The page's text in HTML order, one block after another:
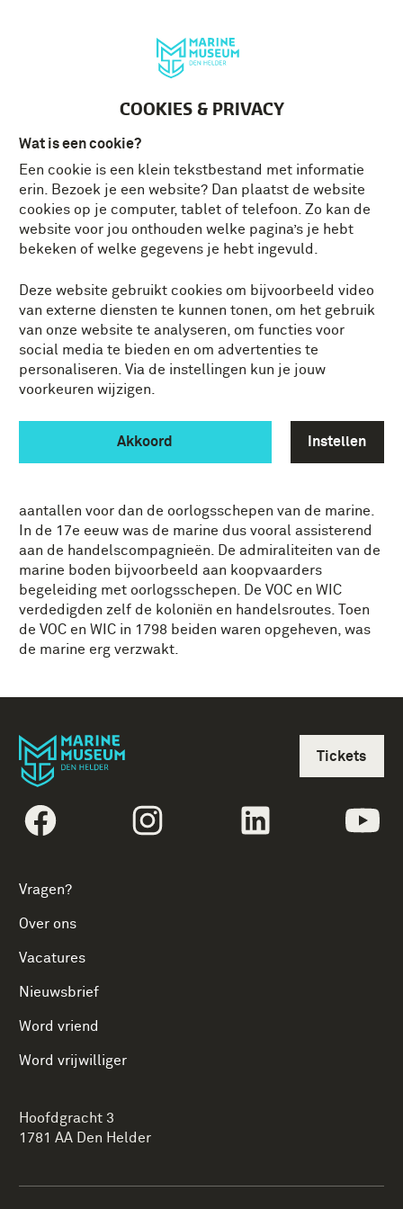
COOKIES & PRIVACY
Wat is een cookie?
Een cookie is een klein tekstbestand met informatie
erin. Bezoek je een website? Dan plaatst de website
cookies op je computer, tablet of telefoon. Zo kan de
website voor jou onthouden welke pagina’s je hebt
bekeken of welke gegevens je hebt ingevuld.
Deze website gebruikt cookies om bijvoorbeeld video
van externe diensten te kunnen tonen, om het gebruik
van onze website te analyseren, om functies voor
social media te bieden en om advertenties te
personaliseren. Via de instellingen kun je jouw
voorkeuren wijzigen.
Akkoord Instellen
HOE WERKTEN DE
MARINE, VOC EN WIC
SAMEN?
De VOC en WIC domineerden in de 17e eeuw de
zeevaart. De provincies waren op allerlei manieren
betrokken bij de koloniale wereld en de Admiraliteiten
van de marine speelden hierbij vaak een
ondersteunende rol. Hierdoor werkten ze hecht samen
met de handelscompagnieën. De VOC en WIC waren
aantallen voor dan de oorlogsschepen van de marine.
In de 17e eeuw was de marine dus vooral assisterend
aan de handelscompagnieën. De admiraliteiten van de
marine boden bijvoorbeeld aan koopvaarders
begeleiding met oorlogsschepen. De VOC en WIC
verdedigden zelf de koloniën en handelsroutes. Toen
de VOC en WIC in 1798 beiden waren opgeheven, was
de marine erg verzwakt.
volgtekstFacebookvolgtekstInstagramvolgtekstLinkedin
Vragen?
Over ons
Vacatures
Nieuwsbrief
Word vriend
Word vrijwilliger
Tickets
Hoofdgracht 3
1781 AA Den Helder